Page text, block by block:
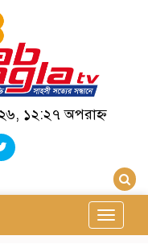
১২:২৭ অপরাহ্ন
Toggle